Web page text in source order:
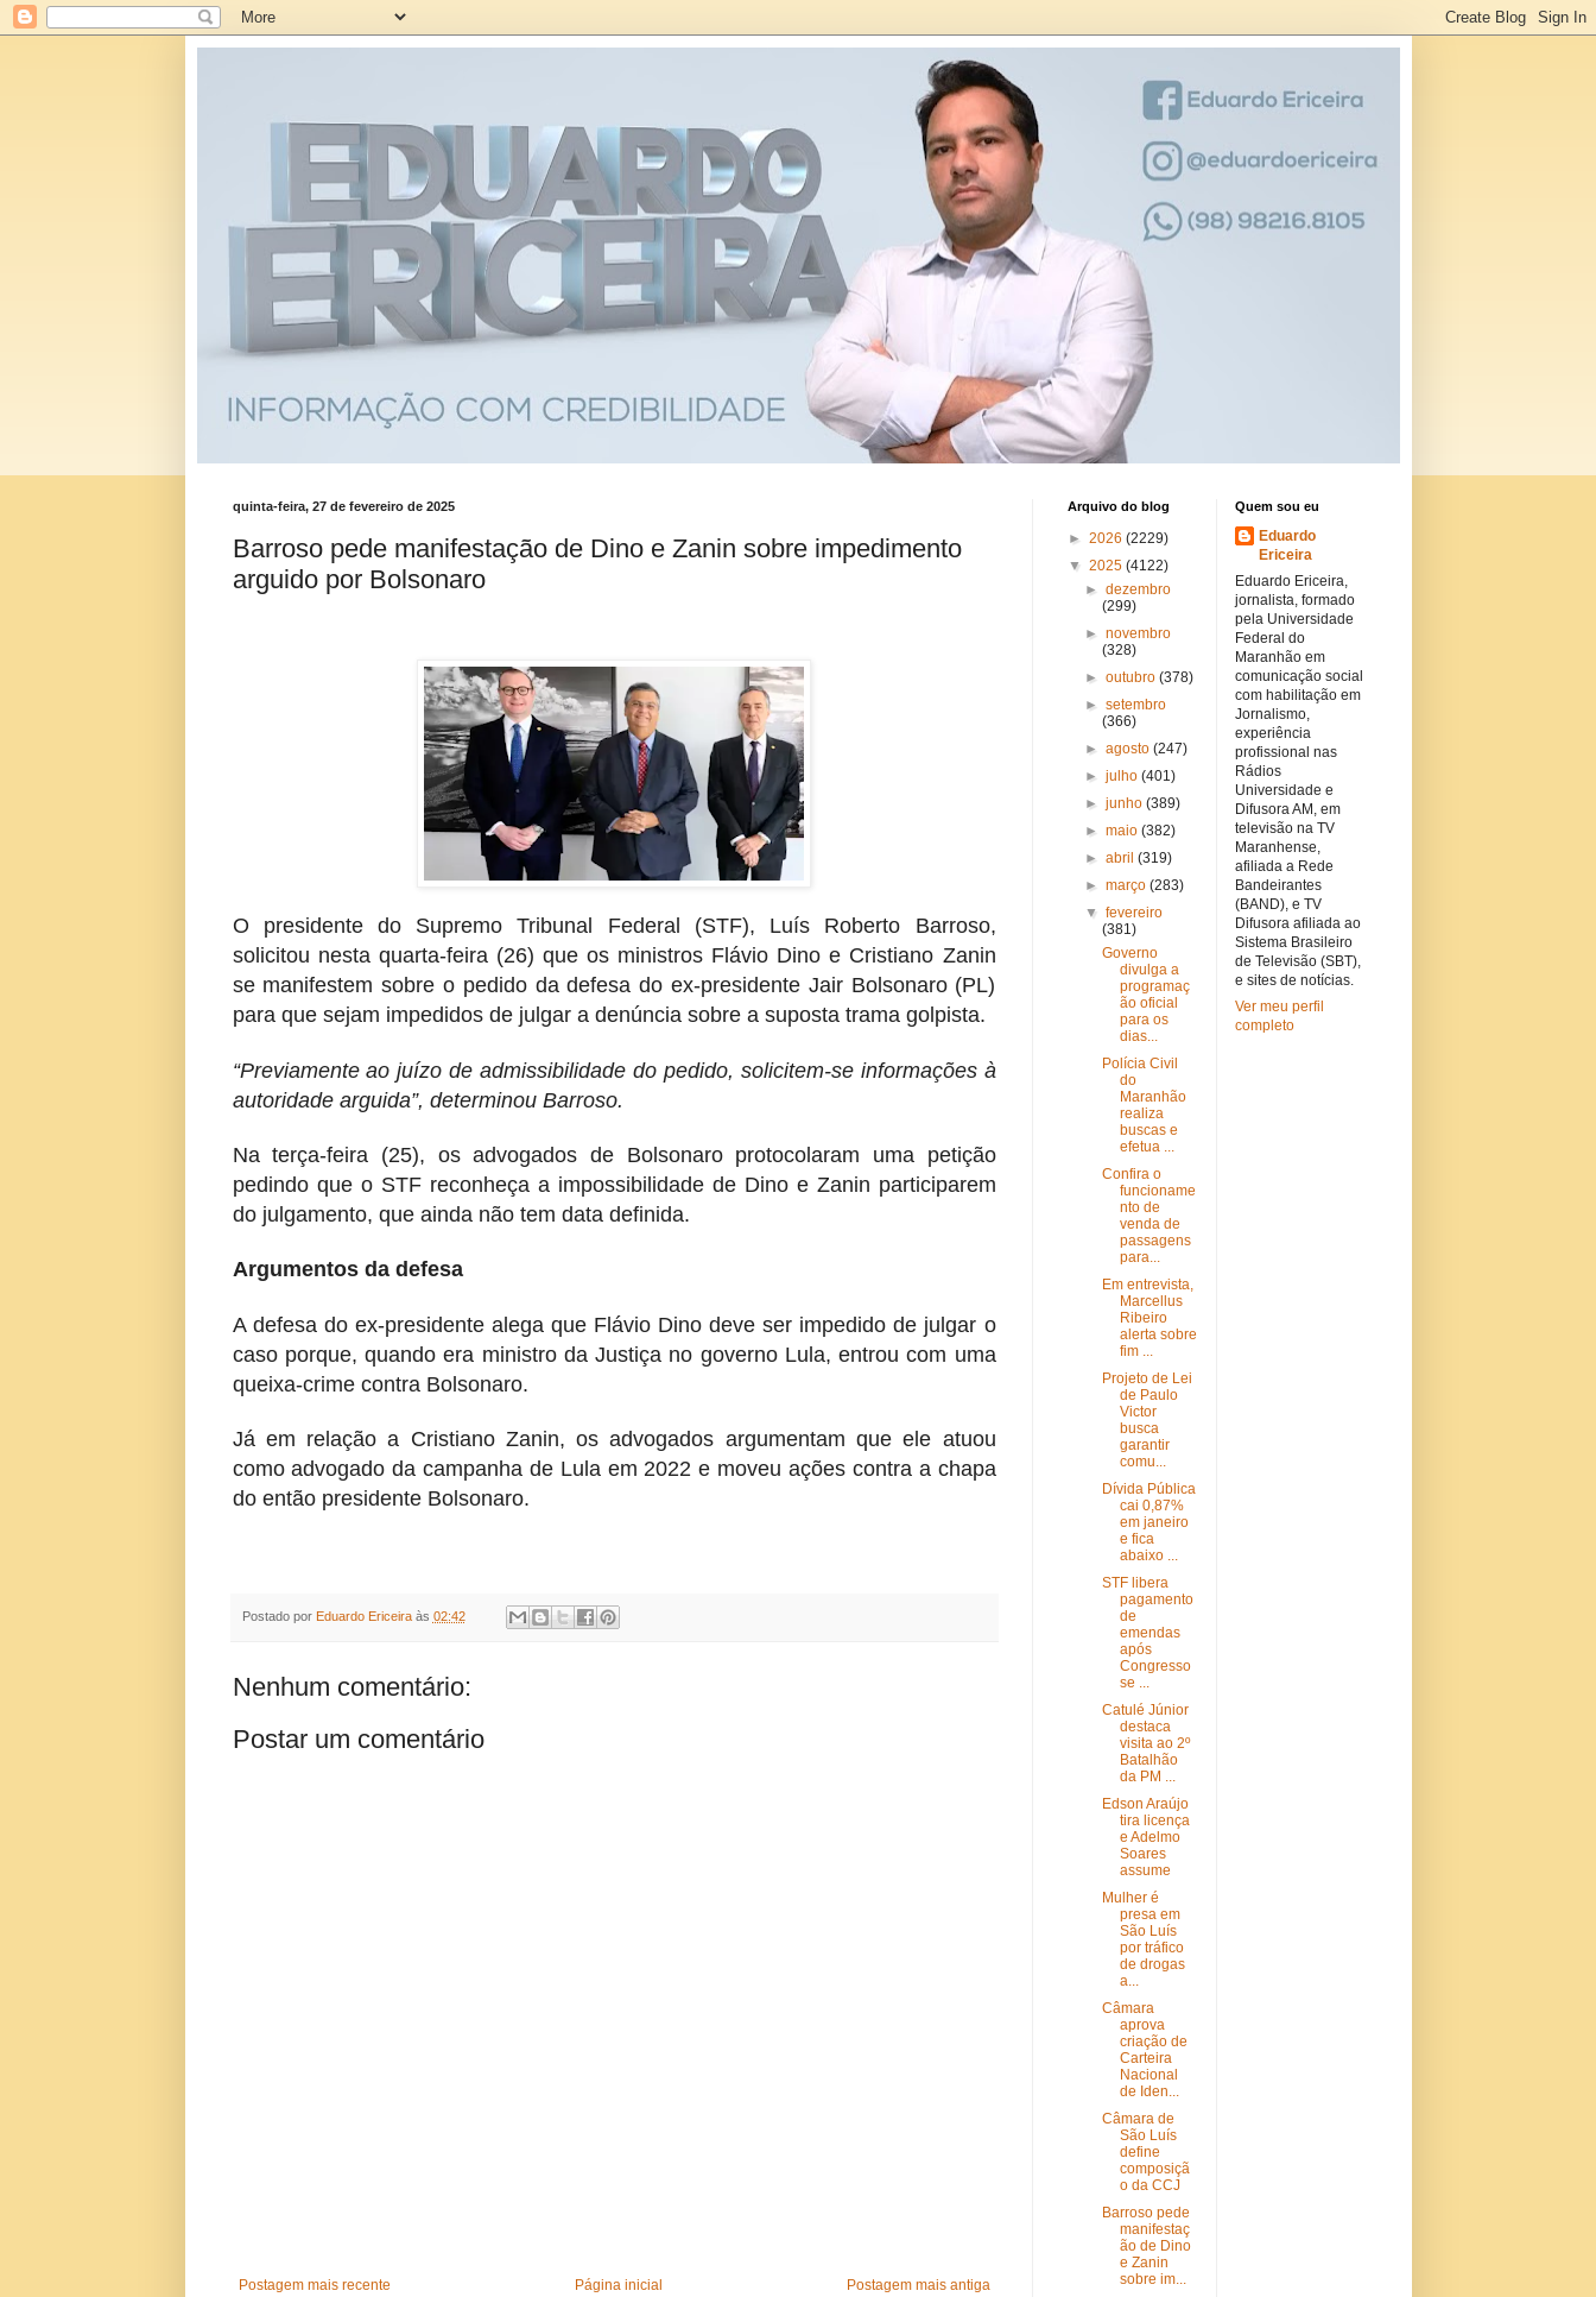
quinta-feira, 27 de fevereiro de 2025
Barroso pede manifestação de Dino e Zanin sobre impedimento
arguido por Bolsonaro
O presidente do Supremo Tribunal Federal (STF), Luís Roberto Barroso,
solicitou nesta quarta-feira (26) que os ministros Flávio Dino e Cristiano Zanin
se manifestem sobre o pedido da defesa do ex-presidente Jair Bolsonaro (PL)
para que sejam impedidos de julgar a denúncia sobre a suposta trama golpista.
“Previamente ao juízo de admissibilidade do pedido, solicitem-se informações à
autoridade arguida”, determinou Barroso.
Na terça-feira (25), os advogados de Bolsonaro protocolaram uma petição
pedindo que o STF reconheça a impossibilidade de Dino e Zanin participarem
do julgamento, que ainda não tem data definida.
Argumentos da defesa
A defesa do ex-presidente alega que Flávio Dino deve ser impedido de julgar o
caso porque, quando era ministro da Justiça no governo Lula, entrou com uma
queixa-crime contra Bolsonaro.
Já em relação a Cristiano Zanin, os advogados argumentam que ele atuou
como advogado da campanha de Lula em 2022 e moveu ações contra a chapa
do então presidente Bolsonaro.
Postado por Eduardo Ericeira às 02:42
Nenhum comentário:
Postar um comentário
Postagem mais recente Postagem mais antiga
Página inicial
Arquivo do blog
► 2026 (2229)
▼ 2025 (4122)
► dezembro
(299)
► novembro
(328)
► outubro (378)
► setembro
(366)
► agosto (247)
► julho (401)
► junho (389)
► maio (382)
► abril (319)
► março (283)
▼ fevereiro
(381)
Governo
divulga a
programaç
ão oficial
para os
dias...
Polícia Civil
do
Maranhão
realiza
buscas e
efetua ...
Confira o
funcioname
nto de
venda de
passagens
para...
Em entrevista,
Marcellus
Ribeiro
alerta sobre
fim ...
Projeto de Lei
de Paulo
Victor
busca
garantir
comu...
Dívida Pública
cai 0,87%
em janeiro
e fica
abaixo ...
STF libera
pagamento
de
emendas
após
Congresso
se ...
Catulé Júnior
destaca
visita ao 2º
Batalhão
da PM ...
Edson Araújo
tira licença
e Adelmo
Soares
assume
Mulher é
presa em
São Luís
por tráfico
de drogas
a...
Câmara
aprova
criação de
Carteira
Nacional
de Iden...
Câmara de
São Luís
define
composiçã
o da CCJ
Barroso pede
manifestaç
ão de Dino
e Zanin
sobre im...
Quem sou eu
Eduardo
Ericeira
Eduardo Ericeira,
jornalista, formado
pela Universidade
Federal do
Maranhão em
comunicação social
com habilitação em
Jornalismo,
experiência
profissional nas
Rádios
Universidade e
Difusora AM, em
televisão na TV
Maranhense,
afiliada a Rede
Bandeirantes
(BAND), e TV
Difusora afiliada ao
Sistema Brasileiro
de Televisão (SBT),
e sites de notícias.
Ver meu perfil
completo